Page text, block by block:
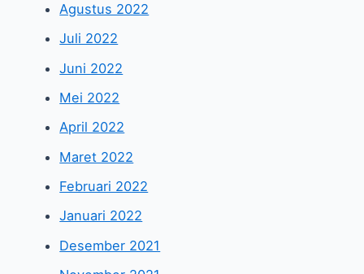
Agustus 2022
Juli 2022
Juni 2022
Mei 2022
April 2022
Maret 2022
Februari 2022
Januari 2022
Desember 2021